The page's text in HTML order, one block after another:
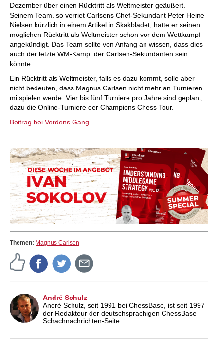
Dezember über einen Rücktritt als Weltmeister geäußert.
Seinem Team, so verriet Carlsens Chef-Sekundant Peter Heine
Nielsen kürzlich in einem Artikel in Skakbladet, hatte er seinen
möglichen Rücktritt als Weltmeister schon vor dem Wettkampf
angekündigt. Das Team sollte von Anfang an wissen, dass dies
auch der letzte WM-Kampf der Carlsen-Sekundanten sein
könnte.
Ein Rücktritt als Weltmeister, falls es dazu kommt, solle aber
nicht bedeuten, dass Magnus Carlsen nicht mehr an Turnieren
mitspielen werde. Vier bis fünf Turniere pro Jahre sind geplant,
dazu die Online-Turniere der Champions Chess Tour.
Beitrag bei Verdens Gang...
Themen: Magnus Carlsen
André Schulz
André Schulz, seit 1991 bei ChessBase, ist seit 1997
der Redakteur der deutschsprachigen ChessBase
Schachnachrichten-Seite.